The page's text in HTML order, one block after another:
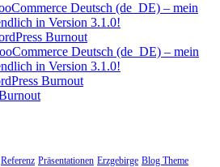
Deutsch (de_DE) – mein
in Version 3.1.0!
Burnout
Deutsch (de_DE) – mein
in Version 3.1.0!
Burnout
Referenz Präsentationen Erzgebirge Blog Theme